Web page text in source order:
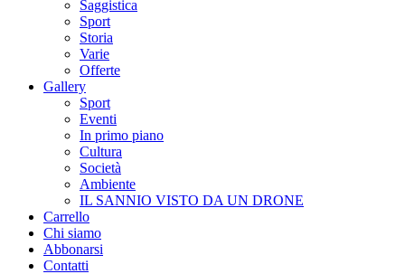
Saggistica
Sport
Storia
Varie
Offerte
Gallery
Sport
Eventi
In primo piano
Cultura
Società
Ambiente
IL SANNIO VISTO DA UN DRONE
Carrello
Chi siamo
Abbonarsi
Contatti